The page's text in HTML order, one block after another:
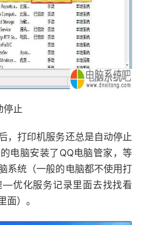
止
，打印机服务还总是自动停止
电脑安装了QQ电脑管家，等
系统（一般的电脑都不使用打
—优化服务记录里面去找找看
面）。